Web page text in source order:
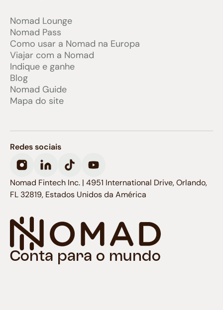
Nomad Lounge
Nomad Pass
Como usar a Nomad na Europa
Viajar com a Nomad
Indique e ganhe
Blog
Nomad Guide
Mapa do site
Conta para o mundo
Redes sociais
Nomad Fintech Inc. | 4951 International Drive, Orlando,
FL 32819, Estados Unidos da América